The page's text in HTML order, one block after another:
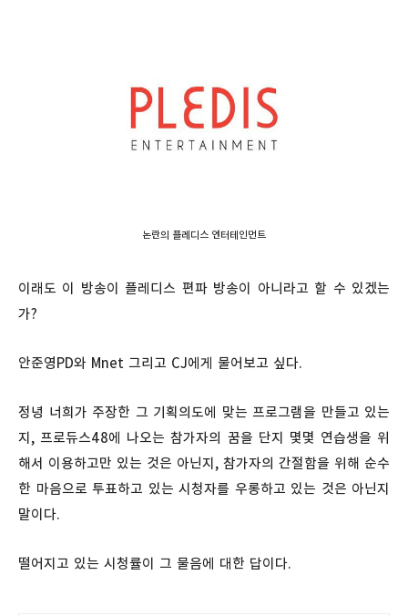
논란의 플레디스 엔터테인먼트
이래도 이 방송이 플레디스 편파 방송이 아니라고 할 수 있겠는
가?
안준영PD와 Mnet 그리고 CJ에게 물어보고 싶다.
정녕 너희가 주장한 그 기획의도에 맞는 프로그램을 만들고 있는
지, 프로듀스48에 나오는 참가자의 꿈을 단지 몇몇 연습생을 위
해서 이용하고만 있는 것은 아닌지, 참가자의 간절함을 위해 순수
한 마음으로 투표하고 있는 시청자를 우롱하고 있는 것은 아닌지
말이다.
떨어지고 있는 시청률이 그 물음에 대한 답이다.